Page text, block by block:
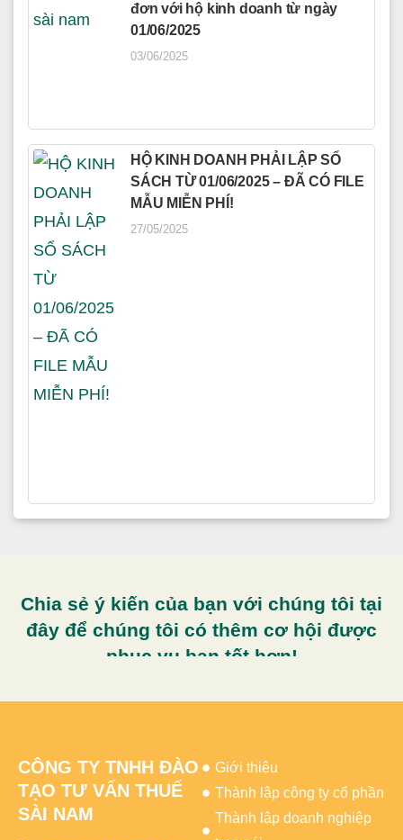
đơn với hộ kinh doanh từ ngày
01/06/2025
03/06/2025
HỘ KINH DOANH PHẢI LẬP SỔ
SÁCH TỪ 01/06/2025 – ĐÃ CÓ FILE
MẪU MIỄN PHÍ!
27/05/2025
Chia sẻ ý kiến của bạn với chúng tôi tại
đây để chúng tôi có thêm cơ hội được
phục vụ bạn tốt hơn!
CÔNG TY TNHH ĐÀO
TẠO TƯ VẤN THUẾ
SÀI NAM
Giới thiệu
Thành lập công ty cổ phần
Thành lập doanh nghiệp